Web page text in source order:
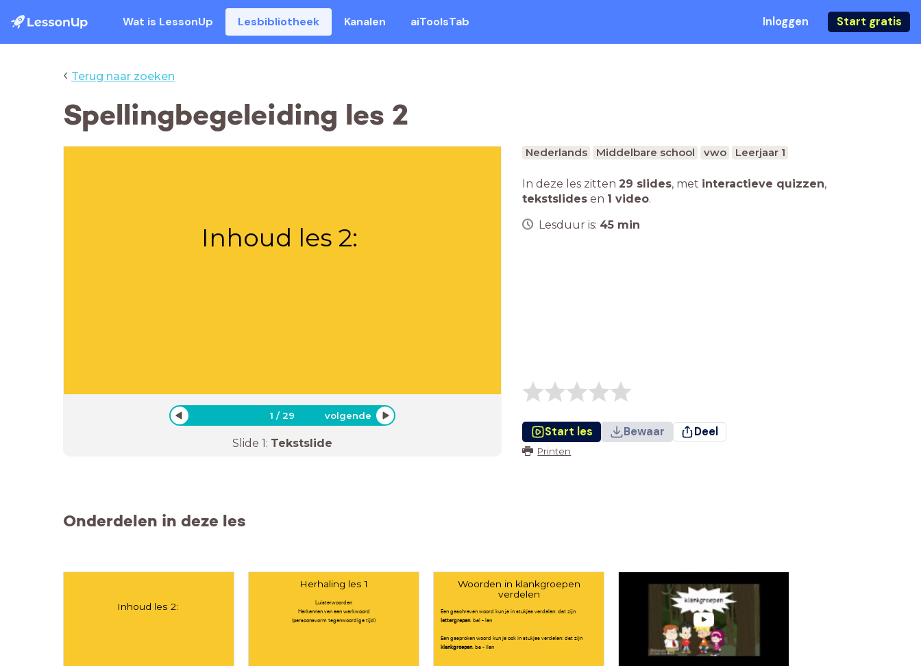
Wat is LessonUp Lesbibliotheek Kanalen aiToolsTab Inloggen Start gratis
‹ Terug naar zoeken
Spellingbegeleiding les 2
Inhoud les 2:
1 /29 volgende
Slide 1: Tekstslide
Nederlands Middelbare school vwo Leerjaar 1
In deze les zitten 29 slides, met interactieve quizzen,
tekstslides en 1 video.
Lesduur is: 45 min
Start les Bewaar Deel
Printen
Onderdelen in deze les
Inhoud les 2:
Herhaling les 1
Luisterwoorden
Herkennen van een werkwoord
(persoonsvorm tegenwoordige tijd)
Woorden in klankgroepen
verdelen
Een geschreven woord kun je in stukjes verdelen: dat zijn
lettergrepen. bal - len
Een gesproken woord kun je ook in stukjes verdelen: dat zijn
klankgroepen. ba - llen